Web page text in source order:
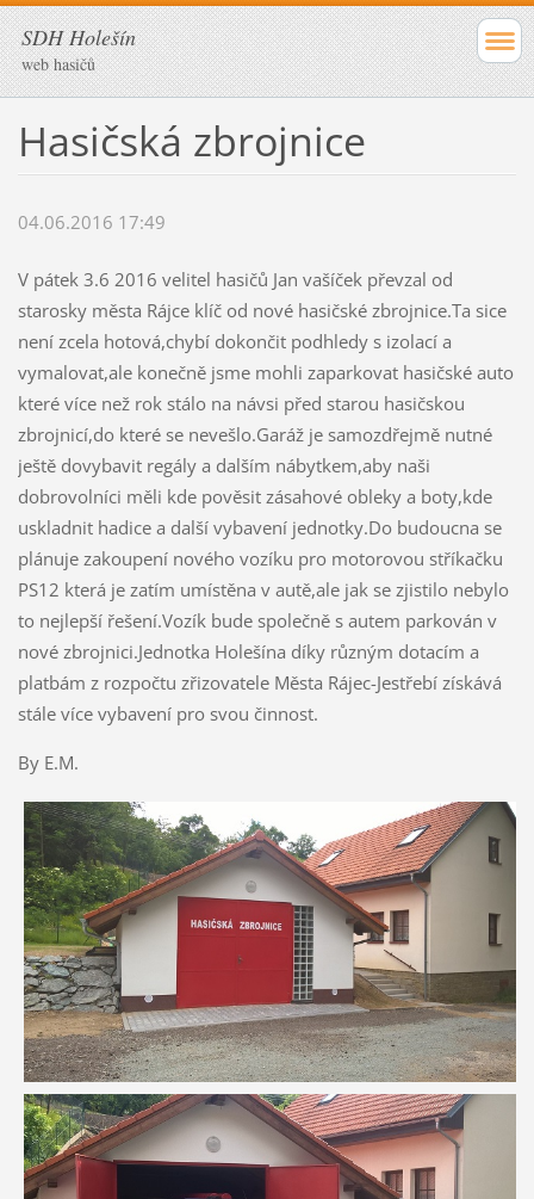
SDH Holešín
web hasičů
Hasičská zbrojnice
04.06.2016 17:49
V pátek 3.6 2016 velitel hasičů Jan vašíček převzal od
starosky města Rájce klíč od nové hasičské zbrojnice.Ta sice
není zcela hotová,chybí dokončit podhledy s izolací a
vymalovat,ale konečně jsme mohli zaparkovat hasičské auto
které více než rok stálo na návsi před starou hasičskou
zbrojnicí,do které se nevešlo.Garáž je samozdřejmě nutné
ještě dovybavit regály a dalším nábytkem,aby naši
dobrovolníci měli kde pověsit zásahové obleky a boty,kde
uskladnit hadice a další vybavení jednotky.Do budoucna se
plánuje zakoupení nového vozíku pro motorovou stříkačku
PS12 která je zatím umístěna v autě,ale jak se zjistilo nebylo
to nejlepší řešení.Vozík bude společně s autem parkován v
nové zbrojnici.Jednotka Holešína díky různým dotacím a
platbám z rozpočtu zřizovatele Města Rájec-Jestřebí získává
stále více vybavení pro svou činnost.
By E.M.